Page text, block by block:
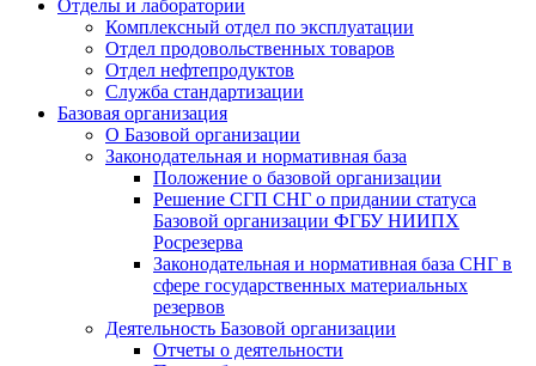
Отделы и лаборатории
Комплексный отдел по эксплуатации
Отдел продовольственных товаров
Отдел нефтепродуктов
Служба стандартизации
Базовая организация
О Базовой организации
Законодательная и нормативная база
Положение о базовой организации
Решение СГП СНГ о придании статуса
Базовой организации ФГБУ НИИПХ
Росрезерва
Законодательная и нормативная база СНГ в
сфере государственных материальных
резервов
Деятельность Базовой организации
Отчеты о деятельности